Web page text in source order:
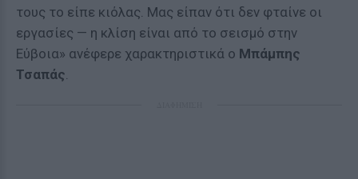
τους το είπε κιόλας. Μας είπαν ότι δεν φταίνε οι
εργασίες — η κλίση είναι από το σεισμό στην
Εύβοια» ανέφερε χαρακτηριστικά ο Μπάμπης
Τσαπάς.